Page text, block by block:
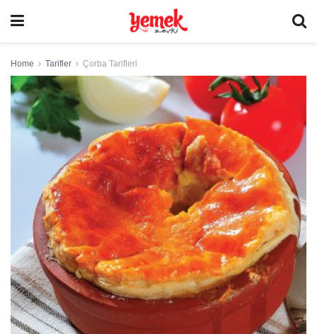
Home Tarifler Çorba Tarifleri